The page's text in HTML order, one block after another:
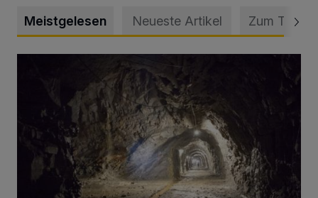
Meistgelesen Neueste Artikel Zum Thema